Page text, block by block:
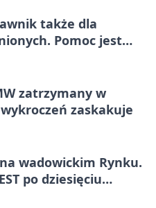
także dla
Pomoc jest
zatrzymany w
zaskakuje
wadowickim Rynku.
po dziesięciu